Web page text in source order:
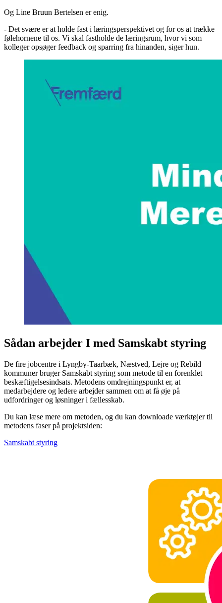
Og Line Bruun Bertelsen er enig.
- Det svære er at holde fast i læringsperspektivet og for os at trække
følehornene til os. Vi skal fastholde de læringsrum, hvor vi som
kolleger opsøger feedback og sparring fra hinanden, siger hun.
Sådan arbejder I med Samskabt styring
De fire jobcentre i Lyngby-Taarbæk, Næstved, Lejre og Rebild
kommuner bruger Samskabt styring som metode til en forenklet
beskæftigelsesindsats. Metodens omdrejningspunkt er, at
medarbejdere og ledere arbejder sammen om at få øje på
udfordringer og løsninger i fællesskab.
Du kan læse mere om metoden, og du kan downloade værktøjer til
metodens faser på projektsiden:
Samskabt styring